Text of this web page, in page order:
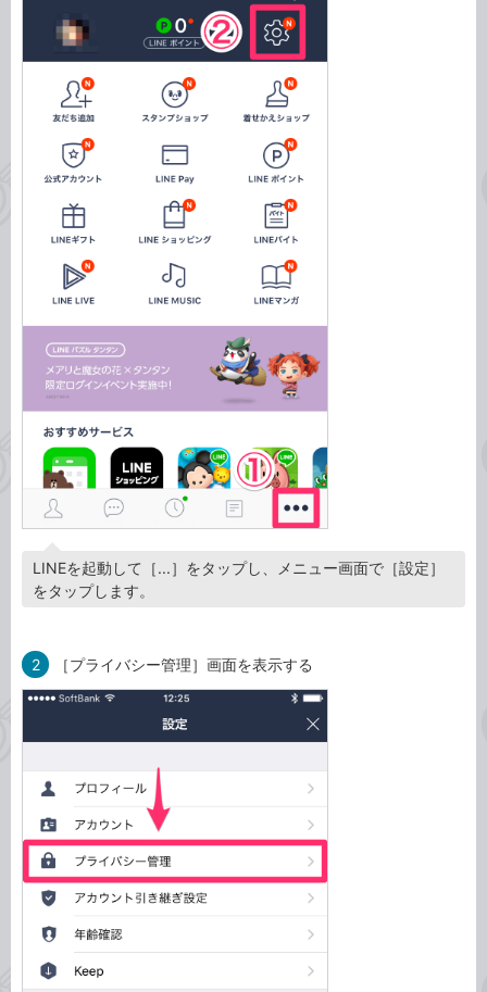
LINEを起動して［...］をタップし、メニュー画面で［設定］
をタップします。
2 ［プライバシー管理］画面を表示する